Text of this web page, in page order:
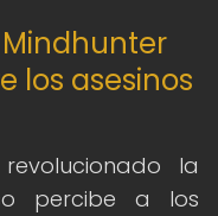
los asesinos
la
percibe a los